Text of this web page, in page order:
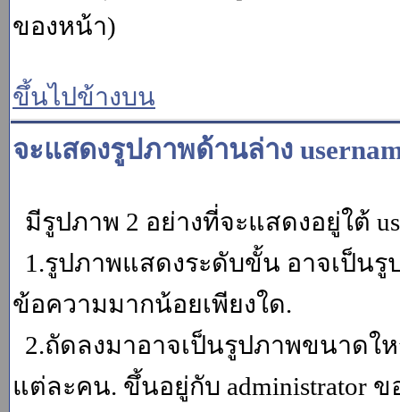
ของหน้า)
ขึ้นไปข้างบน
จะแสดงรูปภาพด้านล่าง
มีรูปภาพ 2 อย่างที่จะแสดงอยู่ใต้
1.รูปภาพแสดงระดับขั้น อาจเป็น
ข้อความมากน้อยเพียงใด.
2.ถัดลงมาอาจเป็นรูปภาพขนาดใ
แต่ละคน. ขึ้นอยู่กับ administrator